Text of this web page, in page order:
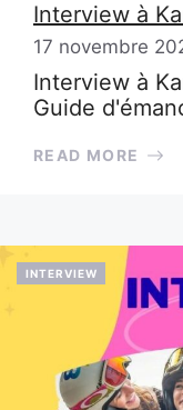
Interview à
17 novembre
Interview à
Guide
READ MORE
INTERVIEW